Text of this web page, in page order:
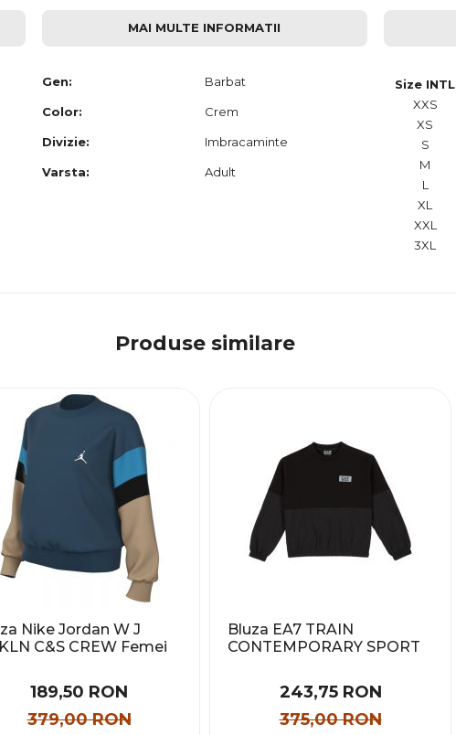
MAI MULTE INFORMATII
Gen: Barbat
Color: Crem
Divizie: Imbracaminte
Varsta: Adult
Size INTL
XXS
XS
S
M
L
XL
XXL
3XL
Produse similare
Nike Jordan W J
C&S CREW Femei
189,50 RON
379,00 RON
Bluza EA7 TRAIN
CONTEMPORARY SPORT
243,75 RON
375,00 RON